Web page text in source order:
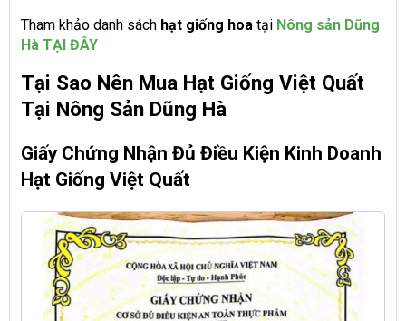
Tham khảo danh sách hạt giống hoa tại Nông sản Dũng
Hà TẠI ĐÂY
Tại Sao Nên Mua Hạt Giống Việt Quất
Tại Nông Sản Dũng Hà
Giấy Chứng Nhận Đủ Điều Kiện Kinh Doanh
Hạt Giống Việt Quất